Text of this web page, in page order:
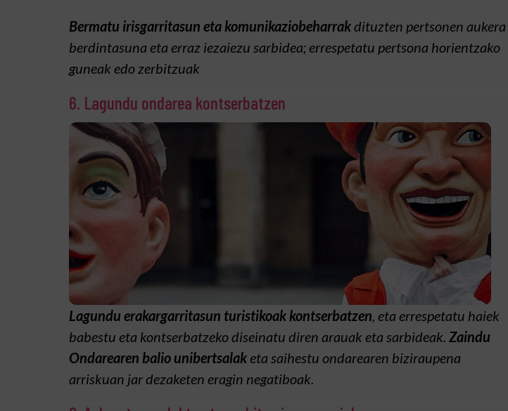
Bermatu irisgarritasun eta komunikaziobeharrakdituzten pertsonen aukera
berdintasuna eta erraz iezaiezu sarbidea; errespetatu pertsona horientzako
guneak edo zerbitzuak
6. Lagundu ondarea kontserbatzen
Lagundu erakargarritasun turistikoak kontserbatzen, eta errespetatu haiek
babestu eta kontserbatzeko diseinatu diren arauak eta sarbideak. Zaindu
Ondarearen balio unibertsalaketa saihestu ondarearen biziraupena
arriskuan jar dezaketen eragin negatiboak.